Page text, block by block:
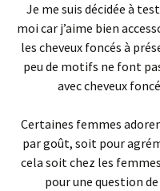
Je me suis décidée à
moi car j’aime bien
les cheveux foncés à
peu de motifs ne font
avec cheveux
Certaines femmes
par goût, soit pour
cela soit chez les
pour une question